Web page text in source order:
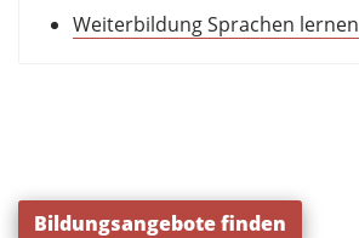
Weiterbildung Sprachen lernen
Bildungsangebote finden